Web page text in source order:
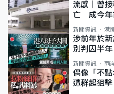
流感｜曾
亡 成今年
新聞資訊 港
涉前年於
別判囚半年
新聞資訊 兩
偶像「不
遭群起狙